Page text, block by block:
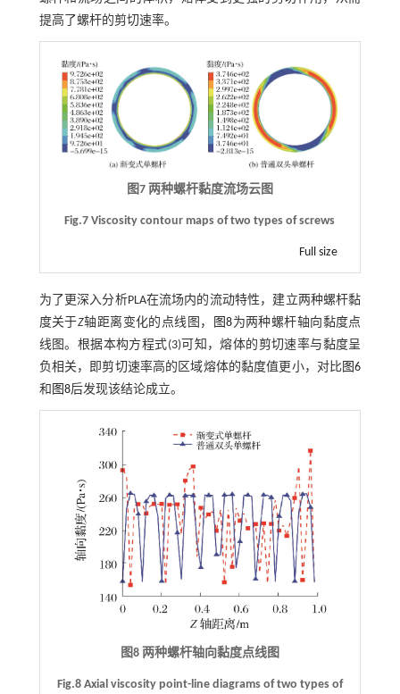
提高了螺杆的剪切速率。
图7 两种螺杆黏度流场云图
Fig.7 Viscosity contour maps of two types of screws
Full size
为了更深入分析PLA在流场内的流动特性，建立两种螺杆黏
度关于Z轴距离变化的点线图， 图8为两种螺杆轴向黏度点
线图。根据本构方程式(3)可知，熔体的剪切速率与黏度呈
负相关，即剪切速率高的区域熔体的黏度值更小，对比图6
和 图8后发现该结论成立。
图8 两种螺杆轴向黏度点线图
Fig.8 Axial viscosity point-line diagrams of two types of